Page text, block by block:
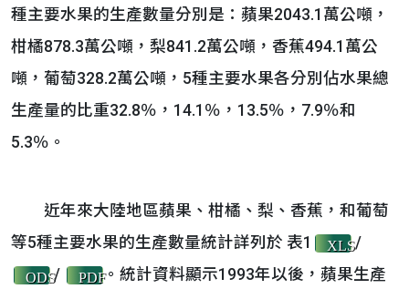
種主要水果的生產數量分別是：蘋果2043.1萬公噸，
柑橘878.3萬公噸，梨841.2萬公噸，香蕉494.1萬公
噸，葡萄328.2萬公噸，5種主要水果各分別佔水果總
生產量的比重32.8％，14.1％，13.5％，7.9％和
5.3％。
近年來大陸地區蘋果、柑橘、梨、香蕉，和葡萄
等5種主要水果的生產數量統計詳列於 表1
XLS/
ODS/ PDF。統計資料顯示1993年以後，蘋果生產